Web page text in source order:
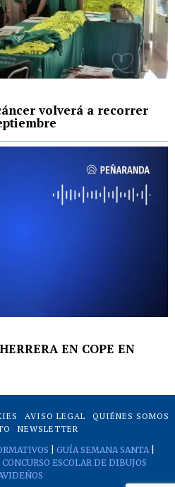
volverá a recorrer
EN COPE EN
AVISO LEGAL
QUIÉNES SOMOS
NEWSLETTER
GUÍA SEMANA SANTA|
CONCURSO ESCOLAR DE DIBUJOS